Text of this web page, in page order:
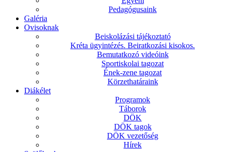
Pedagógusaink
Galéria
Ovisoknak
Beiskolázási tájékoztató
Kréta ügyintézés. Beiratkozási kisokos.
Bemutatkozó videóink
Sportiskolai tagozat
Ének-zene tagozat
Körzethatáraink
Diákélet
Programok
Táborok
DÖK
DÖK tagok
DÖK vezetőség
Hírek